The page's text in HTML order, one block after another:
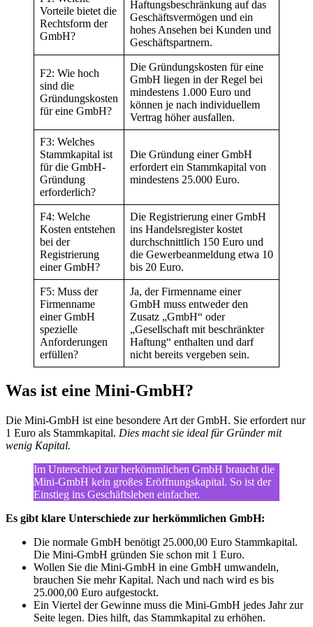
Vorteile bietet die
Rechtsform der
GmbH?
Haftungsbeschränkung auf das
Geschäftsvermögen und ein
hohes Ansehen bei Kunden und
Geschäftspartnern.
F2: Wie hoch
sind die
Gründungskosten
für eine GmbH?
Die Gründungskosten für eine
GmbH liegen in der Regel bei
mindestens 1.000 Euro und
können je nach individuellem
Vertrag höher ausfallen.
F3: Welches
Stammkapital ist
für die GmbH-
Gründung
erforderlich?
Die Gründung einer GmbH
erfordert ein Stammkapital von
mindestens 25.000 Euro.
F4: Welche
Kosten entstehen
bei der
Registrierung
einer GmbH?
Die Registrierung einer GmbH
ins Handelsregister kostet
durchschnittlich 150 Euro und
die Gewerbeanmeldung etwa 10
bis 20 Euro.
F5: Muss der
Firmenname
einer GmbH
spezielle
Anforderungen
erfüllen?
Ja, der Firmenname einer
GmbH muss entweder den
Zusatz „GmbH“ oder
„Gesellschaft mit beschränkter
Haftung“ enthalten und darf
nicht bereits vergeben sein.
Was ist eine Mini-GmbH?
Die Mini-GmbH ist eine besondere Art der GmbH. Sie erfordert nur
1 Euro als Stammkapital. Dies macht sie ideal für Gründer mit
wenig Kapital.
Im Unterschied zur herkömmlichen GmbH braucht die
Mini-GmbH kein großes Eröffnungskapital. So ist der
Einstieg ins Geschäftsleben einfacher.
Es gibt klare Unterschiede zur herkömmlichen GmbH:
Die normale GmbH benötigt 25.000,00 Euro Stammkapital.
Die Mini-GmbH gründen Sie schon mit 1 Euro.
Wollen Sie die Mini-GmbH in eine GmbH umwandeln,
brauchen Sie mehr Kapital. Nach und nach wird es bis
25.000,00 Euro aufgestockt.
Ein Viertel der Gewinne muss die Mini-GmbH jedes Jahr zur
Seite legen. Dies hilft, das Stammkapital zu erhöhen.